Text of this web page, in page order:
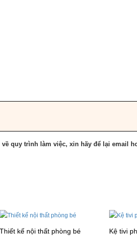
quy trình làm việc, xin hãy để lại email
Thiết kế nội thất phòng bé Kệ tivi